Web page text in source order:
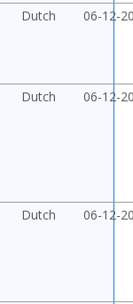
Dutch 06-12-
Dutch 06-12-
Dutch 06-12-